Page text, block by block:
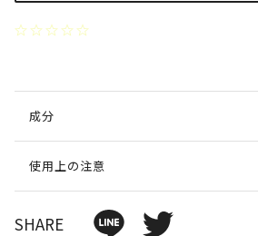
成分
使用上の注意
SHARE